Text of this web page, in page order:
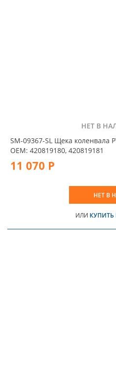
НЕТ В
SM-09367-SL Щека коленвала
OEM: 420819180, 420819181
11 070 Р
НЕТ В
ИЛИ КУПИТЬ